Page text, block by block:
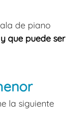
de piano
que puede ser
la siguiente